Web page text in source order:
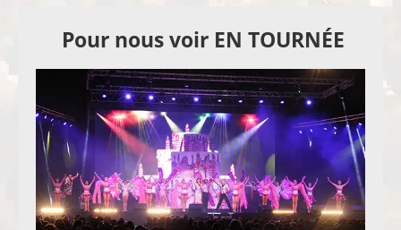
Pour nous voir EN TOURNÉE